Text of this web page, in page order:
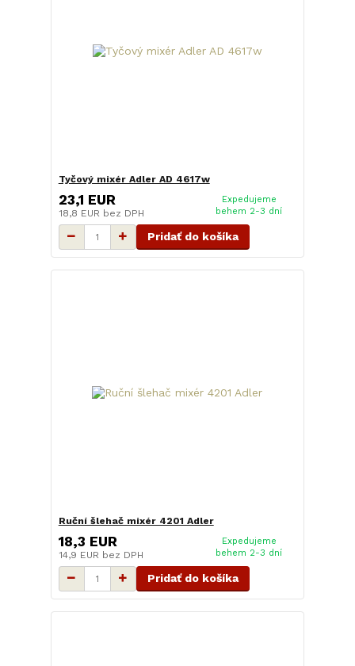
Tyčový mixér Adler AD 4617w
23,1 EUR
18,8 EUR bez DPH
Expedujeme
behem 2-3 dní
Pridať do košíka
Ruční šlehač mixér 4201 Adler
18,3 EUR
14,9 EUR bez DPH
Expedujeme
behem 2-3 dní
Pridať do košíka